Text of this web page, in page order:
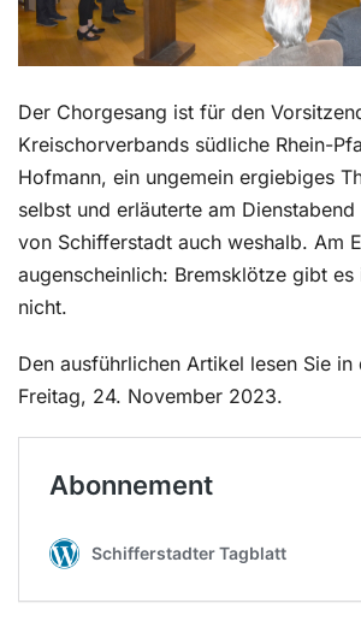
Der Chorgesang ist für den
Kreischorverbands südliche Rhein-
Hofmann, ein ungemein ergiebiges
selbst und erläuterte am Dienstabend
von Schifferstadt auch weshalb. Am
augenscheinlich: Bremsklötze gibt es
nicht.
Den ausführlichen Artikel lesen Sie
Freitag, 24. November 2023.